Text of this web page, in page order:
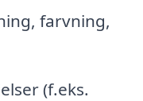
farvning,
(f.eks.